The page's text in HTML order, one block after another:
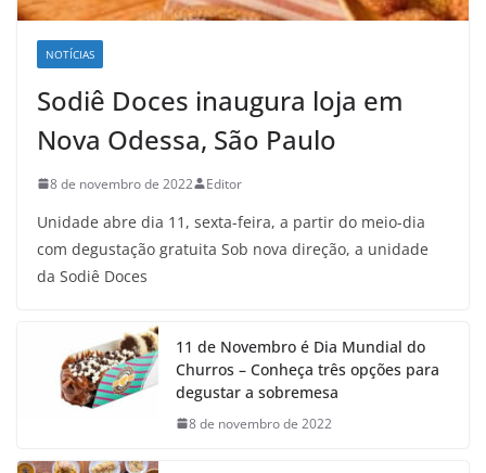
NOTÍCIAS
Sodiê Doces inaugura loja em
Nova Odessa, São Paulo
8 de novembro de 2022 Editor
Unidade abre dia 11, sexta-feira, a partir do meio-dia
com degustação gratuita Sob nova direção, a unidade
da Sodiê Doces
11 de Novembro é Dia Mundial do
Churros – Conheça três opções para
degustar a sobremesa
8 de novembro de 2022